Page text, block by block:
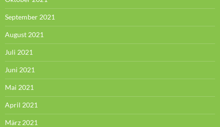
September 2021
August 2021
Juli 2021
Juni 2021
Mai 2021
April 2021
März 2021